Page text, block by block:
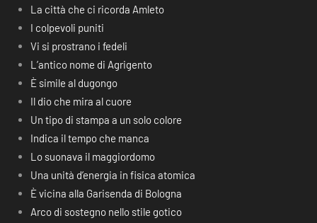
La città che ci ricorda Amleto
I colpevoli puniti
Vi si prostrano i fedeli
L’antico nome di Agrigento
È simile al dugongo
Il dio che mira al cuore
Un tipo di stampa a un solo colore
Indica il tempo che manca
Lo suonava il maggiordomo
Una unità d’energia in fisica atomica
È vicina alla Garisenda di Bologna
Arco di sostegno nello stile gotico